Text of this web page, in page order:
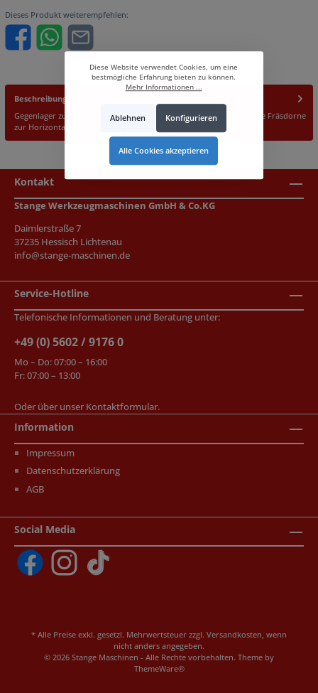
Dieses Produkt weiterempfehlen:
Beschreibung
Gegenlager zum HorizontalfräsenLagerbock mit Stützlager für lange Fräsdorne
zur Horizontal FräsbearbeitungHersteller MAHOpas…
Kontakt
Stange Werkzeugmaschinen GmbH & Co.KG
Daimlerstraße 7
37235 Hessisch Lichtenau
info@stange-maschinen.de
Service-Hotline
Telefonische Informationen und Beratung unter:
+49 (0) 5602 / 9176 0
Mo – Do: 07:00 – 16:00
Fr: 07:00 – 13:00
Oder über unser Kontaktformular.
Information
Impressum
Datenschutzerklärung
AGB
Social Media
* Alle Preise exkl. gesetzl. Mehrwertsteuer zzgl. Versandkosten, wenn
nicht anders angegeben.
© 2026 Stange Maschinen - Alle Rechte vorbehalten. Theme by
ThemeWare®
Diese Website verwendet Cookies, um eine
bestmögliche Erfahrung bieten zu können.
Mehr Informationen ...
Ablehnen Konfigurieren
Alle Cookies akzeptieren